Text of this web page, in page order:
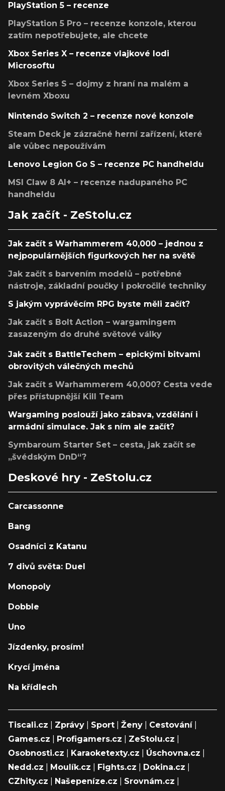
PlayStation 5 – recenze
PlayStation 5 Pro – recenze konzole, kterou
zatím nepotřebujete, ale chcete
Xbox Series X – recenze vlajkové lodi
Microsoftu
Xbox Series S – dojmy z hraní na malém a
levném Xboxu
Nintendo Switch 2 – recenze nové konzole
Steam Deck je zázračné herní zařízení, které
ale vůbec nepoužívám
Lenovo Legion Go S – recenze PC handheldu
MSI Claw 8 AI+ – recenze nadupaného PC
handheldu
Jak začít - ZeStolu.cz
Jak začít s Warhammerem 40,000 – jednou z
nejpopulárnějších figurkových her na světě
Jak začít s barvením modelů – potřebné
nástroje, základní poučky i pokročilé techniky
S jakým vyprávěcím RPG byste měli začít?
Jak začít s Bolt Action – wargamingem
zasazeným do druhé světové války
Jak začít s BattleTechem – epickými bitvami
obrovitých válečných mechů
Jak začít s Warhammerem 40,000? Cesta vede
přes přístupnější Kill Team
Wargaming poslouží jako zábava, vzdělání i
armádní simulace. Jak s ním ale začít?
Symbaroum Starter Set – cesta, jak začít se
„švédským DnD“?
Deskové hry - ZeStolu.cz
Carcassonne
Bang
Osadníci z Katanu
7 divů světa: Duel
Monopoly
Dobble
Uno
Jízdenky, prosím!
Krycí jména
Na křídlech
Tiscali.cz Zprávy Sport Ženy Cestování|
Games.cz
Profigamers.cz ZeStolu.cz
Osobnosti.cz
Karaoketexty.cz Úschovna.cz
Nedd.cz
Moulík.cz Fights.cz Dokina.cz
CZhity.cz
Našepeníze.cz Srovnám.cz